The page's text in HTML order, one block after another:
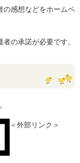
感想などをホームペ
の承諾が必要です。
＜外部リンク＞